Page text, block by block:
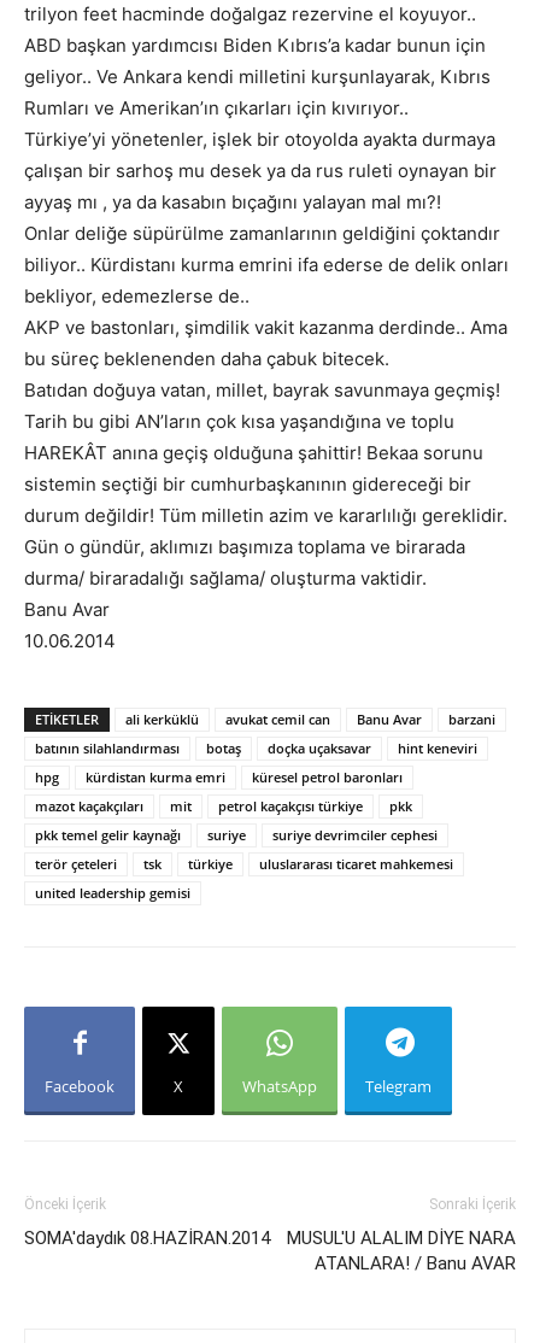
trilyon feet hacminde doğalgaz rezervine el koyuyor..
ABD başkan yardımcısı Biden Kıbrıs’a kadar bunun için
geliyor.. Ve Ankara kendi milletini kurşunlayarak, Kıbrıs
Rumları ve Amerikan’ın çıkarları için kıvırıyor..
Türkiye’yi yönetenler, işlek bir otoyolda ayakta durmaya
çalışan bir sarhoş mu desek ya da rus ruleti oynayan bir
ayyaş mı , ya da kasabın bıçağını yalayan mal mı?!
Onlar deliğe süpürülme zamanlarının geldiğini çoktandır
biliyor.. Kürdistanı kurma emrini ifa ederse de delik onları
bekliyor, edemezlerse de..
AKP ve bastonları, şimdilik vakit kazanma derdinde.. Ama
bu süreç beklenenden daha çabuk bitecek.
Batıdan doğuya vatan, millet, bayrak savunmaya geçmiş!
Tarih bu gibi AN’ların çok kısa yaşandığına ve toplu
HAREKÂT anına geçiş olduğuna şahittir! Bekaa sorunu
sistemin seçtiği bir cumhurbaşkanının gidereceği bir
durum değildir! Tüm milletin azim ve kararlılığı gereklidir.
Gün o gündür, aklımızı başımıza toplama ve birarada
durma/ biraradalığı sağlama/ oluşturma vaktidir.
Banu Avar
10.06.2014
ETIKETLER ali kerküklü avukat cemil can Banu Avar
barzani
batının silahlandırması
botaş doçka uçaksavar
hint keneviri
hpg
kürdistan kurma emri
küresel petrol baronları
mazot kaçakçıları
mit petrol kaçakçısı türkiye
pkk
pkk temel gelir kaynağı
suriye
suriye devrimciler cephesi
terör çeteleri
tsk türkiye
uluslararası ticaret mahkemesi
united leadership gemisi
Facebook X WhatsApp Telegram
Önceki İçerik
SOMA'daydık 08.HAZİRAN.2014
Sonraki İçerik
MUSUL'U ALALIM DİYE NARA
ATANLARA! / Banu AVAR